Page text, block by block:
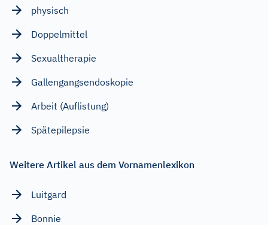
physisch
Doppelmittel
Sexualtherapie
Gallengangsendoskopie
Arbeit (Auflistung)
Spätepilepsie
Weitere Artikel aus dem Vornamenlexikon
Luitgard
Bonnie